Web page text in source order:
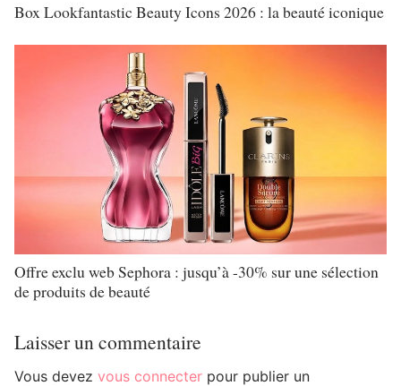
Box Lookfantastic Beauty Icons 2026 : la beauté iconique
Offre exclu web Sephora : jusqu’à -30% sur une sélection
de produits de beauté
Laisser un commentaire
Vous devez vous connecter pour publier un